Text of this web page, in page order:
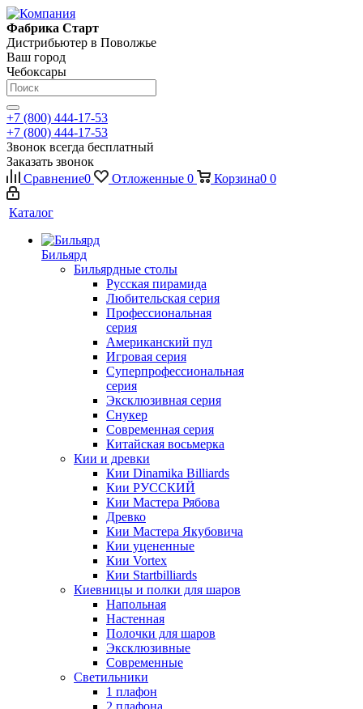
Фабрика Старт
Дистрибьютер в Поволжье
Ваш город
Чебоксары
+7 (800) 444-17-53
+7 (800) 444-17-53
Звонок всегда бесплатный
Заказать звонок
Сравнение0 Отложенные 0 Корзина0 0
Каталог
Бильярд
Бильярдные столы
Русская пирамида
Любительская серия
Профессиональная
серия
Американский пул
Игровая серия
Суперпрофессиональная
серия
Эксклюзивная серия
Снукер
Современная серия
Китайская восьмерка
Кии и древки
Кии Dinamika Billiards
Кии РУССКИЙ
Кии Мастера Рябова
Древко
Кии Мастера Якубовича
Кии уцененные
Кии Vortex
Кии Startbilliards
Киевницы и полки для шаров
Напольная
Настенная
Полочки для шаров
Эксклюзивные
Современные
Светильники
1 плафон
2 плафона